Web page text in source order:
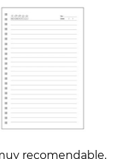
recomendable.